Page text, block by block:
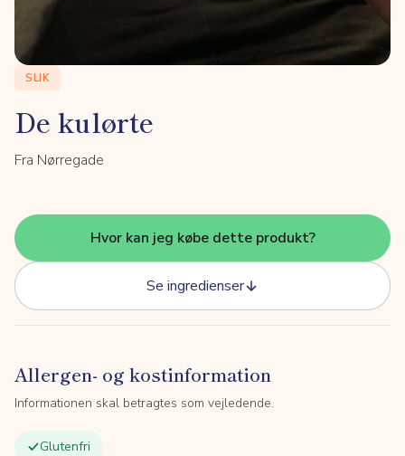
SLIK
De kulørte
Fra Nørregade
Hvor kan jeg købe dette produkt?
Se ingredienser
Allergen- og kostinformation
Informationen skal betragtes som vejledende.
Glutenfri